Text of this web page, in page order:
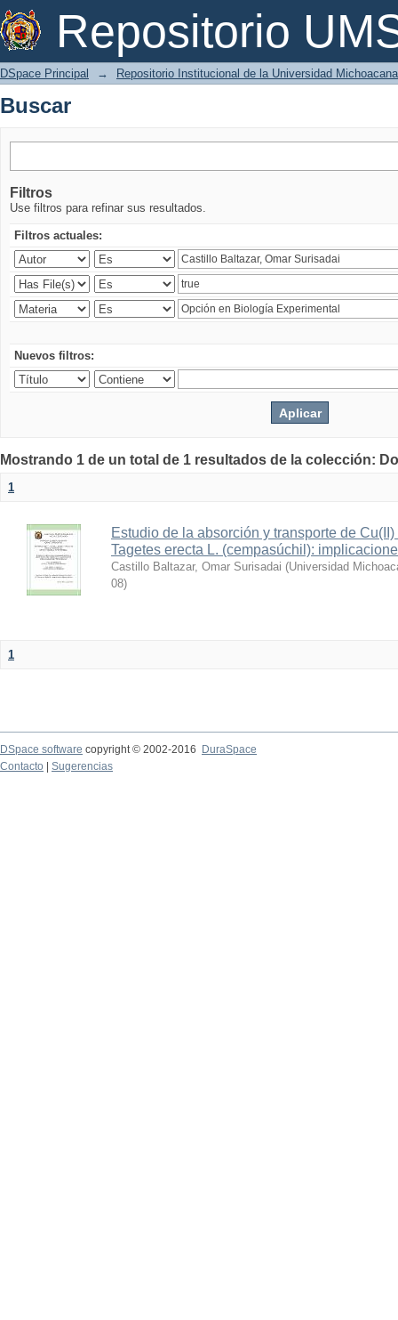
Repositorio
Buscar
DSpace Principal → Repositorio Institucional de la Universidad
Buscar
Filtros
Use filtros para refinar sus resultados.
Filtros actuales:
Nuevos filtros:
Mostrando 1 de un total de 1 resultados de la colección:
1
Estudio de la absorción y transporte de
Tagetes erecta L. (cempasúchil):
Castillo Baltazar, Omar Surisadai (Universidad
08)
1
DSpace software copyright © 2002-2016
DuraSpace
Contacto
Sugerencias